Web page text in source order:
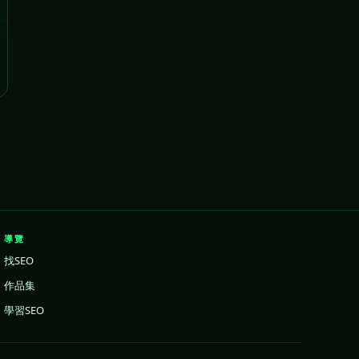
導覽
找SEO
作品集
學習SEO